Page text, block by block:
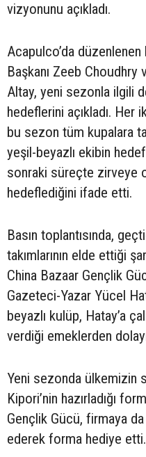
vizyonunu açıkladı.
Acapulco’da düzenlenen
Başkanı Zeeb
Altay, yeni sezonla ilgili
hedeflerini açıkladı. Her
bu sezon tüm kupalara
yeşil-beyazlı ekibin
sonraki süreçte zirveye
hedeflediğini ifade etti.
Basın toplantısında,
takımlarının elde ettiği
China Bazaar Gençlik
Gazeteci-Yazar Yücel
beyazlı kulüp, Hatay’a
verdiği emeklerden
Yeni sezonda ülkemizin
Kipori’nin hazırladığı
Gençlik Gücü, firmaya da
ederek forma hediye etti.